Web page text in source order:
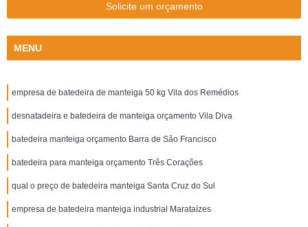
Solicite um orçamento
MENU
empresa de batedeira de manteiga 50 kg Vila dos Remédios
desnatadeira e batedeira de manteiga orçamento Vila Diva
batedeira manteiga orçamento Barra de São Francisco
batedeira para manteiga orçamento Três Corações
qual o preço de batedeira manteiga Santa Cruz do Sul
empresa de batedeira manteiga industrial Marataízes